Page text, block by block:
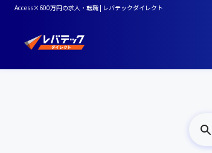
Access×600万円の求人・転職 | レバテックダイレクト